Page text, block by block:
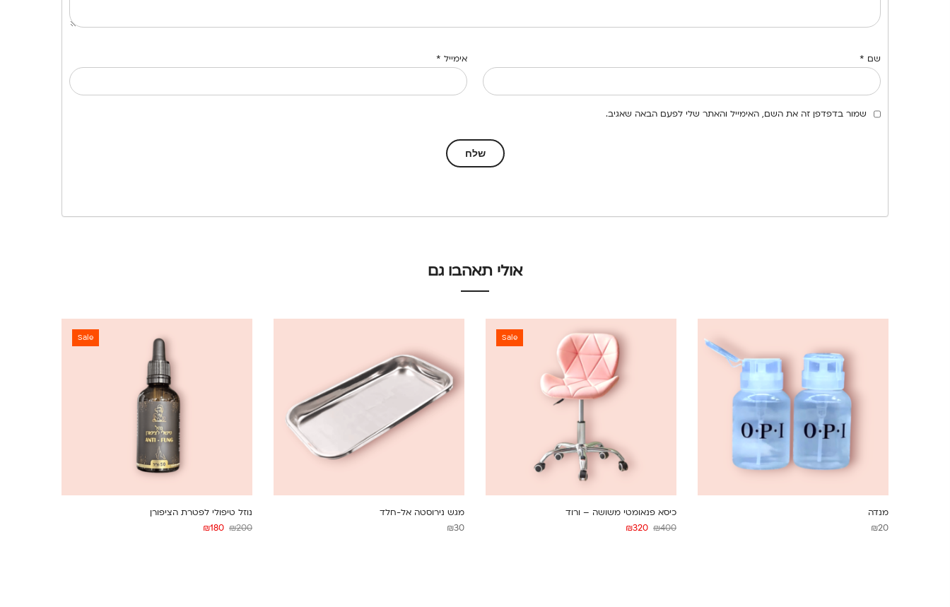
שם * אימייל *
שמור בדפדפן זה את השם, האימייל והאתר שלי לפעם הבאה שאגיב.
אולי תאהבו גם
מנדה
₪20
Sale
כיסא פנאומטי משושה – ורוד
₪400
₪320
מגש נירוסטה אל-חלד
₪30
Sale
נוזל טיפולי לפטרת הציפורן
₪200
₪180